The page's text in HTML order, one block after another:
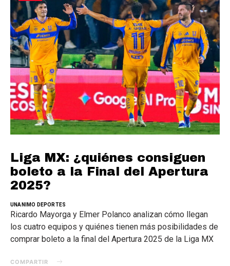
Liga MX: ¿quiénes consiguen
boleto a la Final del Apertura
2025?
UNANIMO DEPORTES
Ricardo Mayorga y Elmer Polanco analizan cómo llegan
los cuatro equipos y quiénes tienen más posibilidades de
comprar boleto a la final del Apertura 2025 de la Liga MX
COMPARTIR